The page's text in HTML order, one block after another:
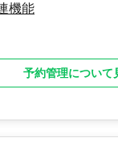
機能
予約管理について